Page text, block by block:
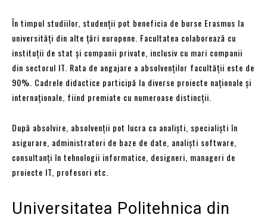
În timpul studiilor, studenții pot beneficia de burse Erasmus la
universități din alte țări europene. Facultatea colaborează cu
instituții de stat și companii private, inclusiv cu mari companii
din sectorul IT. Rata de angajare a absolvenților facultății este de
90%. Cadrele didactice participă la diverse proiecte naționale și
internaționale, fiind premiate cu numeroase distincții.
După absolvire, absolvenții pot lucra ca analiști, specialiști în
asigurare, administratori de baze de date, analiști software,
consultanți în tehnologii informatice, designeri, manageri de
proiecte IT, profesori etc.
Universitatea Politehnica din